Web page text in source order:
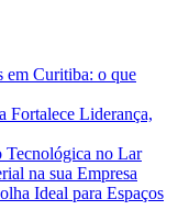
em Curitiba: o que
Fortalece Liderança,
Tecnológica no Lar
na sua Empresa
Ideal para Espaços